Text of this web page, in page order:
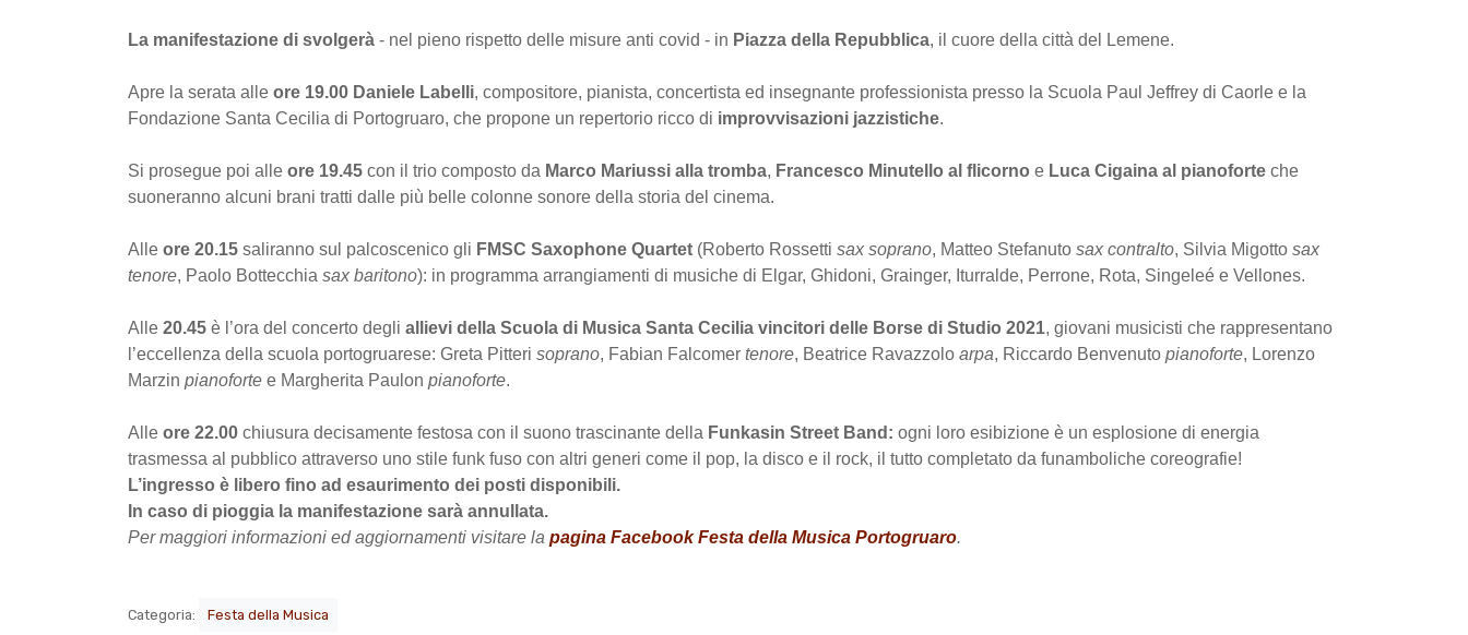
La manifestazione di svolgerà - nel pieno rispetto delle misure anti covid - in Piazza della Repubblica, il cuore della città del Lemene.
Apre la serata alle ore 19.00 Daniele Labelli, compositore, pianista, concertista ed insegnante professionista presso la Scuola Paul Jeffrey di Caorle e la
Fondazione Santa Cecilia di Portogruaro, che propone un repertorio ricco di improvvisazioni jazzistiche.
Si prosegue poi alle ore 19.45 con il trio composto da Marco Mariussi alla tromba, Francesco Minutello al flicorno e Luca Cigaina al pianoforte che
suoneranno alcuni brani tratti dalle più belle colonne sonore della storia del cinema.
Alle ore 20.15 saliranno sul palcoscenico gli FMSC Saxophone Quartet (Roberto Rossetti sax soprano, Matteo Stefanuto sax contralto, Silvia Migotto sax
tenore, Paolo Bottecchia sax baritono): in programma arrangiamenti di musiche di Elgar, Ghidoni, Grainger, Iturralde, Perrone, Rota, Singeleé e Vellones.
Alle 20.45 è l’ora del concerto degli allievi della Scuola di Musica Santa Cecilia vincitori delle Borse di Studio 2021, giovani musicisti che rappresentano
l’eccellenza della scuola portogruarese: Greta Pitteri soprano, Fabian Falcomer tenore, Beatrice Ravazzolo arpa, Riccardo Benvenuto pianoforte, Lorenzo
Marzin pianoforte e Margherita Paulon pianoforte.
Alle ore 22.00 chiusura decisamente festosa con il suono trascinante della Funkasin Street Band: ogni loro esibizione è un esplosione di energia
trasmessa al pubblico attraverso uno stile funk fuso con altri generi come il pop, la disco e il rock, il tutto completato da funamboliche coreografie!
L’ingresso è libero fino ad esaurimento dei posti disponibili.
In caso di pioggia la manifestazione sarà annullata.
Per maggiori informazioni ed aggiornamenti visitare la pagina Facebook Festa della Musica Portogruaro.
Categoria: Festa della Musica